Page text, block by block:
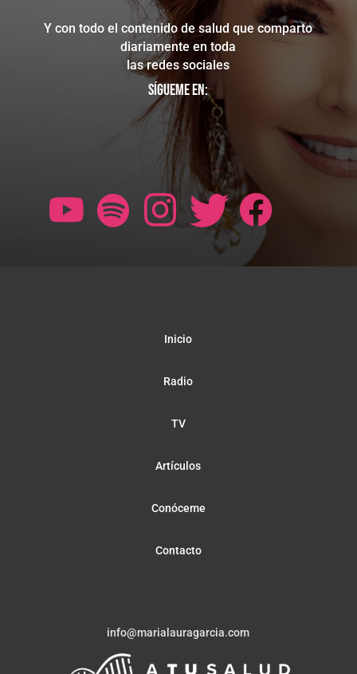
Y con todo el contenido de salud que comparto
diariamente en toda
las redes sociales
Sígueme en:
Inicio
Radio
TV
Artículos
Conóceme
Contacto
info@marialauragarcia.com